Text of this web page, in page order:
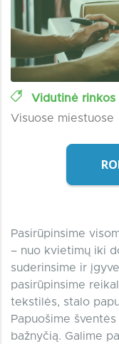
Vidutinė rinkos
Visuose miestuose
Pasirūpinsime
– nuo kvietimų iki
suderinsime ir
pasirūpinsime
tekstilės, stalo
Papuošime
bažnyčią. Galime